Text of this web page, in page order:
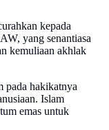
kepada
yang senantiasa
kemuliaan akhlak
pada hakikatnya
Islam
emas untuk